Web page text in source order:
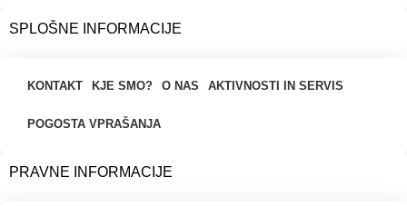
SPLOŠNE INFORMACIJE
KONTAKT KJE SMO? O NAS AKTIVNOSTI IN SERVIS
POGOSTA VPRAŠANJA
PRAVNE INFORMACIJE